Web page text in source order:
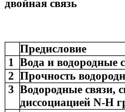
двойная связь
Предисловие
1
Вода и водородные
2 Прочность
3 Водородные связи,
диссоциацией N-Н